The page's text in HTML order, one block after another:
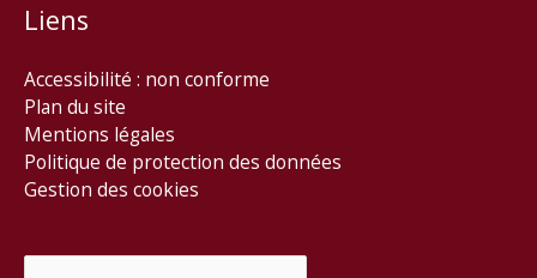
Liens
Accessibilité : non conforme
Plan du site
Mentions légales
Politique de protection des données
Gestion des cookies